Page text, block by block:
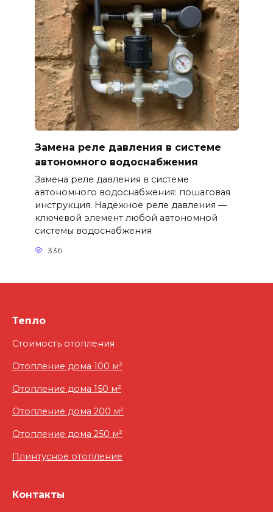
Замена реле давления в системе
автономного водоснабжения
Замена реле давления в системе
автономного водоснабжения: пошаговая
инструкция. Надёжное реле давления —
ключевой элемент любой автономной
системы водоснабжения
336
Тепло
Стоимость отопления
Отопление дома 100 м²
Отопление дома 150 м²
Отопление дома 200 м²
Отопление дома 250 м²
Плинтусное отопление
Контакты